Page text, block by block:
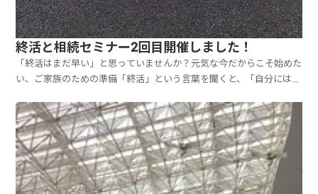
終活と相続セミナー2回目開催しました！
「終活はまだ早い」と思っていませんか？元気な今だからこそ始めた
い、ご家族のための準備「終活」という言葉を聞くと、「自分にはま
しかし、終活は「人生の終わりの準備」ではありまっせん。これから
の人生を安心して過ごし、ご家族にご負担をかけないため...